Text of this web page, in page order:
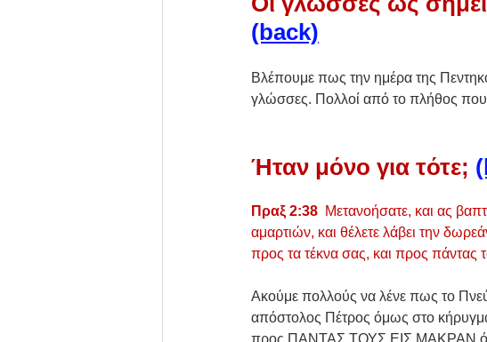
(back)
Βλέπουμε πως την ημέρα της
γλώσσες. Πολλοί από το πλήθος που
Ήταν μόνο για τότε;
Πραξ 2:38 Μετανοήσατε, και ας
αμαρτιών, και θέλετε λάβει την
προς τα τέκνα σας, και προς
Ακούμε πολλούς να λένε πως το
απόστολος Πέτρος όμως στο κήρυγμά
προς ΠΑΝΤΑΣ ΤΟΥΣ ΕΙΣ ΜΑΚΡΑΝ